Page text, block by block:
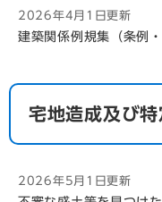
2026年4月1日更新
建築関係例規集（条例
宅地造成及び
2026年5月1日更新